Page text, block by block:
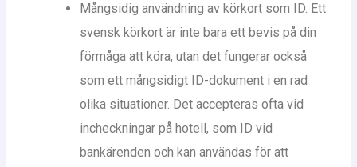
Mångsidig användning av körkort som ID. Ett
svensk körkort är inte bara ett bevis på din
förmåga att köra, utan det fungerar också
som ett mångsidigt ID-dokument i en rad
olika situationer. Det accepteras ofta vid
incheckningar på hotell, som ID vid
bankärenden och kan användas för att